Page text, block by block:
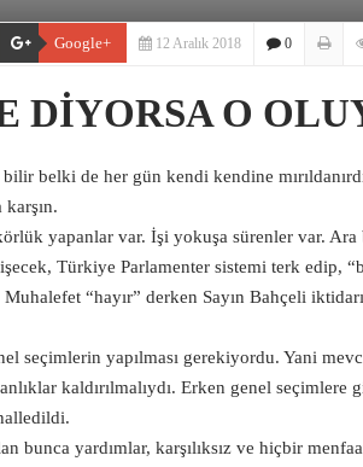
Google+ 12 Aralık 2018 0
DİYORSA O
belki de her gün kendi kendine
yapanlar var. İşi yokuşa sürenler var.
Türkiye Parlamenter sistemi terk edip,
“hayır” derken Sayın Bahçeli
seçimlerin yapılması gerekiyordu. Yani
kaldırılmalıydı. Erken genel
bunca yardımlar, karşılıksız ve hiçbir